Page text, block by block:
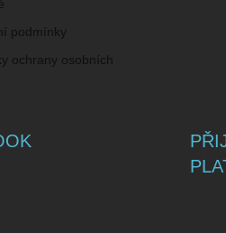
podmínky
ochrany osobních